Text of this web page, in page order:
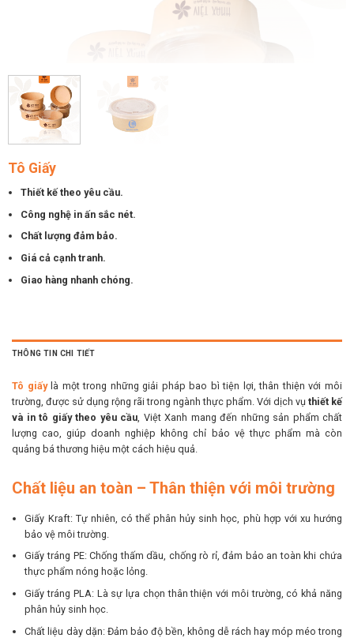
Tô Giấy
Thiết kế theo yêu cầu.
Công nghệ in ấn sắc nét.
Chất lượng đảm bảo.
Giá cả cạnh tranh.
Giao hàng nhanh chóng.
THÔNG TIN CHI TIẾT
Tô giấylà một trong những giải pháp bao bì tiện lợi, thân thiện với môi
trường, được sử dụng rộng rãi trong ngành thực phẩm. Với dịch vụ thiết kế
và in tô giấy theo yêu cầu , Việt Xanh mang đến những sản phẩm chất
lượng cao, giúp doanh nghiệp không chỉ bảo vệ thực phẩm mà còn
quảng bá thương hiệu một cách hiệu quả.
Chất liệu an toàn – Thân thiện với môi trường
Giấy Kraft: Tự nhiên, có thể phân hủy sinh học, phù hợp với xu hướng
bảo vệ môi trường.
Giấy tráng PE: Chống thấm dầu, chống rò rỉ, đảm bảo an toàn khi chứa
thực phẩm nóng hoặc lỏng.
Giấy tráng PLA: Là sự lựa chọn thân thiện với môi trường, có khả năng
phân hủy sinh học.
Chất liệu dày dặn: Đảm bảo độ bền, không dễ rách hay móp méo trong